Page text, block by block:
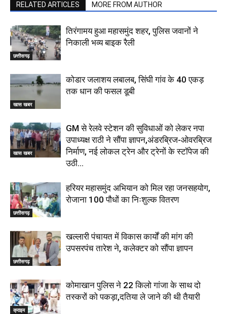
RELATED ARTICLES MORE FROM AUTHOR
छत्तीसगढ़
तिरंगामय हुआ महासमुंद शहर, पुलिस जवानों ने
निकाली भव्य बाइक रैली
खास खबर
कोडार जलाशय लबालब, सिंघी गांव के 40 एकड़
तक धान की फसल डूबी
खास खबर
GM से रेलवे स्टेशन की सुविधाओं को लेकर नपा
उपाध्यक्ष राठी ने सौंपा ज्ञापन,अंडरब्रिज-ओवरब्रिज
निर्माण, नई लोकल ट्रेन और ट्रेनों के स्टॉपेज की
उठी...
छत्तीसगढ़
हरियर महासमुंद अभियान को मिल रहा जनसहयोग,
रोजाना 100 पौधों का निःशुल्क वितरण
छत्तीसगढ़
खल्लारी पंचायत में विकास कार्यों की मांग की
उपसरपंच तारेश ने, कलेक्टर को सौंपा ज्ञापन
क्राइम
कोमाखान पुलिस ने 22 किलो गांजा के साथ दो
तस्करों को पकड़ा,दतिया ले जाने की थी तैयारी